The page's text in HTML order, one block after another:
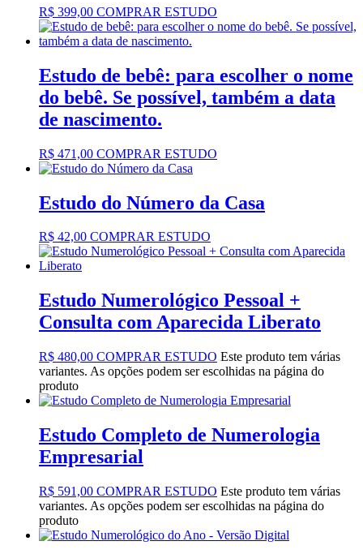
R$ 399,00 COMPRAR ESTUDO
Estudo de bebê: para escolher o nome
do bebê. Se possível, também a data
de nascimento.
R$ 471,00 COMPRAR ESTUDO
Estudo do Número da Casa
R$ 42,00 COMPRAR ESTUDO
Estudo Numerológico Pessoal +
Consulta com Aparecida Liberato
R$ 480,00 COMPRAR ESTUDO Este produto tem várias
variantes. As opções podem ser escolhidas na página do
produto
Estudo Completo de Numerologia
Empresarial
R$ 591,00 COMPRAR ESTUDO Este produto tem várias
variantes. As opções podem ser escolhidas na página do
produto